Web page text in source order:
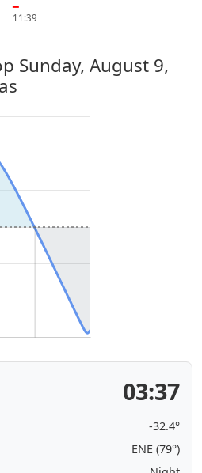
━
11:39
Sunday, August 9,
03:37
-32.3°
ENE (79°)